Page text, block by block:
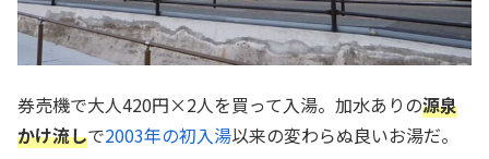
券売機で大人420円×2人を買って入湯。加水ありの源泉
かけ流しで2003年の初入湯以来の変わらぬ良いお湯だ。